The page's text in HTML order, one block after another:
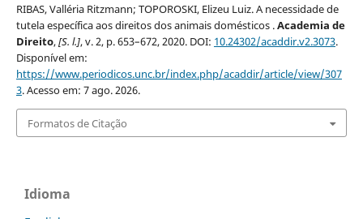
RIBAS, Valléria Ritzmann; TOPOROSKI, Elizeu Luiz. A necessidade de
tutela específica aos direitos dos animais domésticos .Academia de
Direito,[S. l.], v. 2, p. 653–672, 2020. DOI: 10.24302/acaddir.v2.3073.
Disponível em:
https://www.periodicos.unc.br/index.php/acaddir/article/view/307
3. Acesso em: 7 ago. 2026.
Formatos de Citação
Idioma